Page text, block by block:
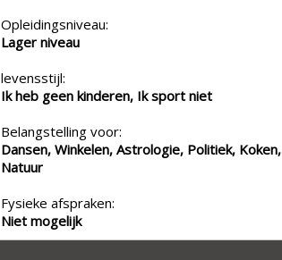
Opleidingsniveau:
Lager niveau
levensstijl:
Ik heb geen kinderen, Ik sport niet
Belangstelling voor:
Dansen, Winkelen, Astrologie, Politiek, Koken,
Natuur
Fysieke afspraken:
Niet mogelijk